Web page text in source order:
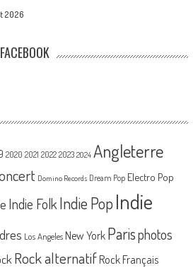
2026
2020 2021 2022 2023 2024 Angleterre
Domino Records Dream Pop Electro Pop
Indie Folk Indie PopIndie
Los Angeles New York Parisphotos
Rock alternatif Rock Français